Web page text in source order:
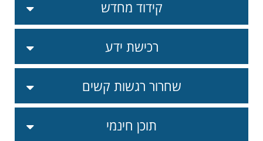
קידוד מחדש
רכישת ידע
שחרור רגשות קשים
תוכן חינמי